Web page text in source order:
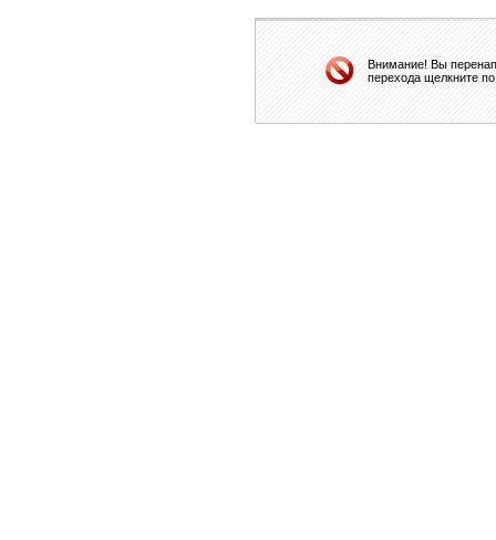
Внимание! Вы
перехода щелкните